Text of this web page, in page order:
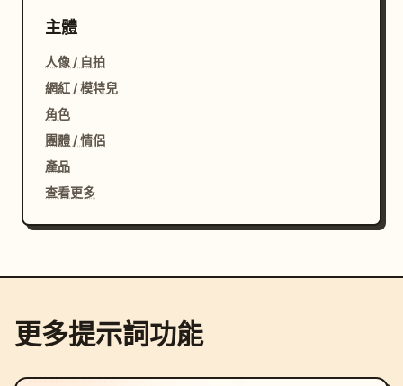
主體
人像 / 自拍
網紅 / 模特兒
角色
團體 / 情侶
產品
查看更多
更多提示詞功能